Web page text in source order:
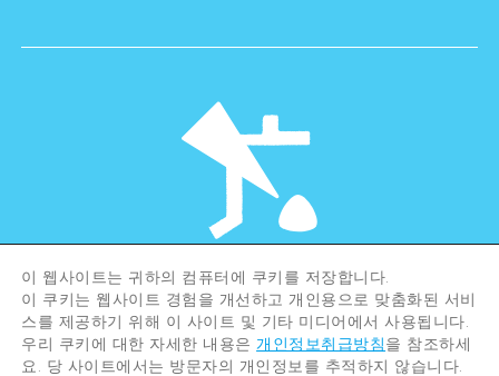
©Hiroshima Tourism Association /
Hiroshima Prefecture / Hiroshima City .
All rights reserved
이 웹사이트는 귀하의 컴퓨터에 쿠키를 저장합니다.
이 쿠키는 웹사이트 경험을 개선하고 개인용으로 맞춤화된 서비
스를 제공하기 위해 이 사이트 및 기타 미디어에서 사용됩니다.
우리 쿠키에 대한 자세한 내용은개인정보취급방침을 참조하세
요. 당 사이트에서는 방문자의 개인정보를 추적하지 않습니다.